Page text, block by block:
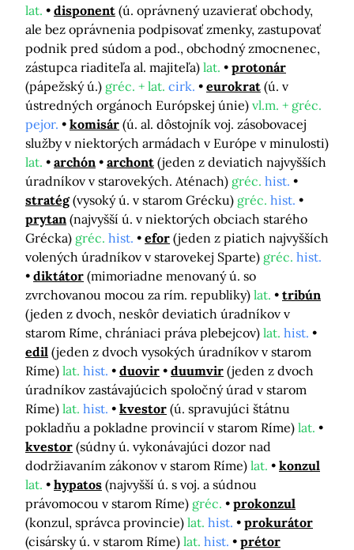
lat. disponent (ú. oprávnený uzavierať obchody,
ale bez oprávnenia podpisovať zmenky, zastupovať
podnik pred súdom a pod., obchodný zmocnenec,
zástupca riaditeľa al. majiteľa) lat.
protonár
(pápežský ú.) gréc. + lat. cirk. eurokrat (ú. v
ústredných orgánoch Európskej únie) vl.m. + gréc.
pejor.
komisár (ú. al. dôstojník voj. zásobovacej
služby v niektorých armádach v Európe v minulosti)
lat.
archón archont (jeden z deviatich najvyšších
úradníkov v starovekých. Aténach) gréc. hist.
stratég (vysoký ú. v starom Grécku) gréc. hist.
prytan (najvyšší ú. v niektorých obciach starého
Grécka) gréc. hist. efor (jeden z piatich najvyšších
volených úradníkov v starovekej Sparte) gréc. hist.
diktátor (mimoriadne menovaný ú. so
zvrchovanou mocou za rím. republiky) lat.
tribún
(jeden z dvoch, neskôr deviatich úradníkov v
starom Ríme, chrániaci práva plebejcov) lat. hist.
edil (jeden z dvoch vysokých úradníkov v starom
Ríme) lat. hist. duovir duumvir (jeden z dvoch
úradníkov zastávajúcich spoločný úrad v starom
Ríme) lat. hist. kvestor (ú. spravujúci štátnu
pokladňu a pokladne provincií v starom Ríme) lat.
kvestor (súdny ú. vykonávajúci dozor nad
dodržiavaním zákonov v starom Ríme) lat.
konzul
lat.
hypatos (najvyšší ú. s voj. a súdnou
právomocou v starom Ríme) gréc.
prokonzul
(konzul, správca provincie) lat. hist.
prokurátor
(cisársky ú. v starom Ríme) lat. hist.
prétor